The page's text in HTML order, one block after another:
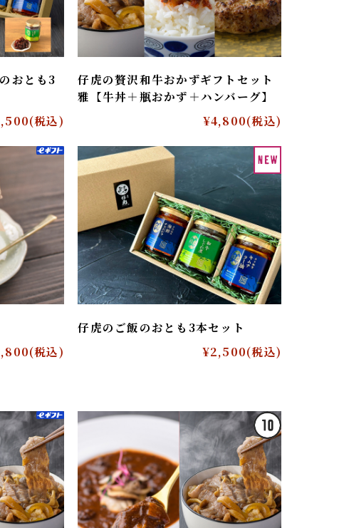
(税込)
雅【牛丼＋瓶おかず＋ハンバーグ】
¥4,800(税込)
¥2,800(税込) ¥2,500(税込)